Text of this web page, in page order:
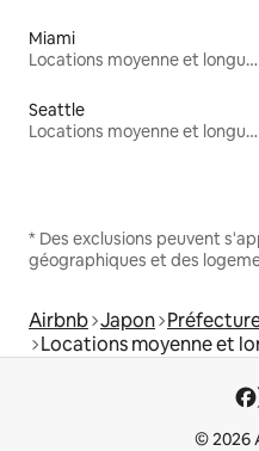
Miami
Locations moyenne et longue durée
Seattle
Locations moyenne et longue durée
* Des exclusions peuvent
géographiques et des
Airbnb Japon
Locations moyenne et
© 2026